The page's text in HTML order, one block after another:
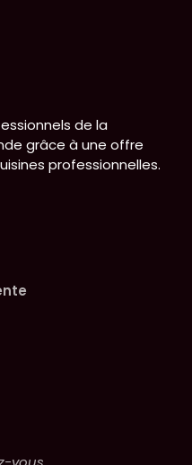
de la
grâce à une offre
professionnelles.